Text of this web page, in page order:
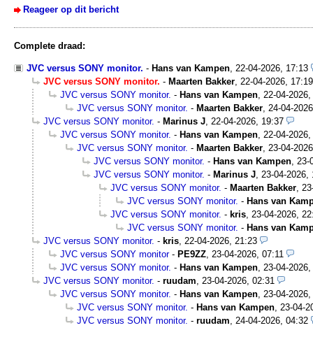
Reageer op dit bericht
Complete draad:
JVC versus SONY monitor. - Hans van Kampen, 22-04-2026, 17:13
JVC versus SONY monitor. - Maarten Bakker, 22-04-2026, 17:19
JVC versus SONY monitor. - Hans van Kampen, 22-04-
JVC versus SONY monitor. - Maarten Bakker, 24-04-
JVC versus SONY monitor. - Marinus J, 22-04-2026, 19:37
JVC versus SONY monitor. - Hans van Kampen, 22-04-
JVC versus SONY monitor. - Maarten Bakker, 23-04-
JVC versus SONY monitor. - Hans van Kampen, 23-
JVC versus SONY monitor. - Marinus J, 23-04-2026,
JVC versus SONY monitor. - Maarten Bakker,
JVC versus SONY monitor. - Hans van
JVC versus SONY monitor. - kris, 23-04-2026,
JVC versus SONY monitor. - Hans van
JVC versus SONY monitor. - kris, 22-04-2026, 21:23
JVC versus SONY monitor- PE9ZZ, 23-04-2026, 07:11
JVC versus SONY monitor. - Hans van Kampen, 23-04-
JVC versus SONY monitor. - ruudam, 23-04-2026, 02:31
JVC versus SONY monitor. - Hans van Kampen, 23-04-
JVC versus SONY monitor. - Hans van Kampen, 23-04-
JVC versus SONY monitor. - ruudam, 24-04-2026, 04:32